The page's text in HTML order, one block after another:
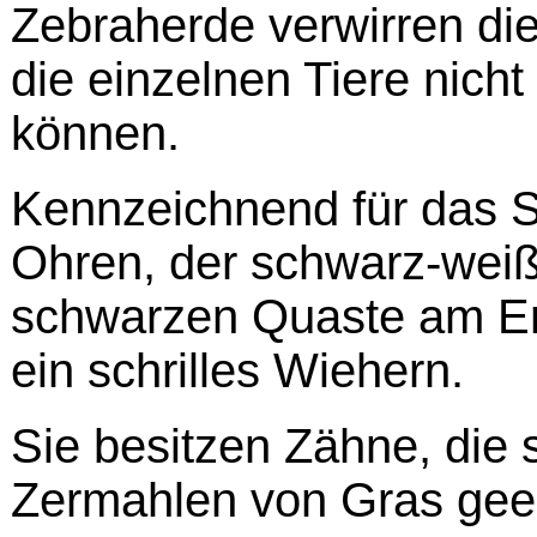
Zebraherde verwirren
die einzelnen Tiere
können.
Kennzeichnend für das
Ohren, der schwarz-
schwarzen Quaste am
ein schrilles Wiehern.
Sie besitzen Zähne, die
Zermahlen von Gras